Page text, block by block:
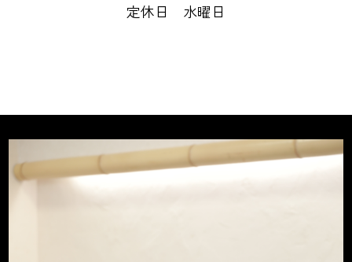
定休日 水曜日